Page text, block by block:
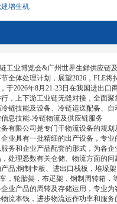
增生机
业博览会&广州世界生鲜供应链
全体处理计划，展望2026，FLE将
于2026年8月21-23日在我国进出口
，上下游工业链无缝对接，全面
链技能及设备、冷链运送配备、
息技能-冷链物流及供应链服务
限公司是专门干物流设备的规划
业具有一批精细的出产设备，专
务和企业产品配套的形式，为各
处理悉数有关仓储、物流方面的问
;钢制卡板、进出口栈板，堆垛架
，轮胎架，布疋架，钢制周转箱，
业产品的周转及存储运用，专业为
流本钱，进步物流运作功率和服